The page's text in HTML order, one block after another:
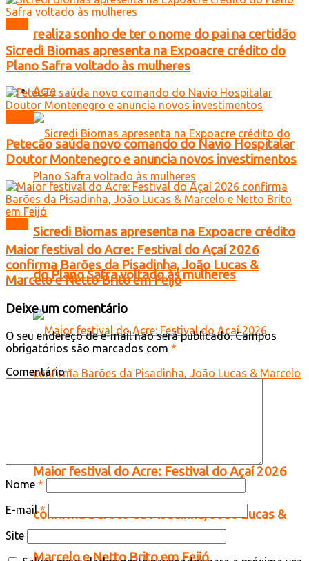
realiza sonho de ter o nome do pai na certidão
Acre
Sicredi Biomas apresenta na Expoacre crédito
do Plano Safra voltado às mulheres
Maior festival do Acre: Festival do Açaí 2026
confirma Barões da Pisadinha, João Lucas &
Marcelo e Netto Brito em Feijó
Sicredi Biomas apresenta na Expoacre crédito do
Plano Safra voltado às mulheres
Petecão saúda novo comando do Navio Hospitalar
Doutor Montenegro e anuncia novos investimentos
Maior festival do Acre: Festival do Açaí 2026
confirma Barões da Pisadinha, João Lucas &
Marcelo e Netto Brito em Feijó
Deixe um comentário
O seu endereço de e-mail não será publicado. Campos
obrigatórios são marcados com *
Comentário*
Nome *
E-mail*
Site